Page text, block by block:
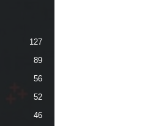
127
89
56
52
46